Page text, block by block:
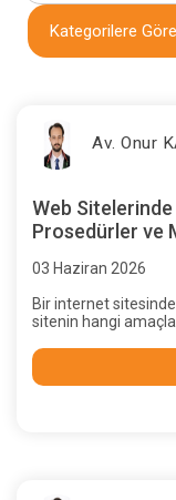
Kategorilere
Av. Onur
Web Sitelerinde
Prosedürler ve
03 Haziran 2026
Bir internet
sitenin hangi amaçla
yürütüp
tüketiciyle mesafeli